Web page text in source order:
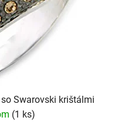
so Swarovski krištálmi
(1 ks)